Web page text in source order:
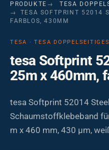
PRODUKTE
TESA
TESA SOFTPRINT 52014
FARBLOS, 430ΜM
TESA · TESA
tesa Softprint
25m x 460mm,
tesa Softprint 52014
Schaumstoffklebeband
m x 460 mm, 430 µm,